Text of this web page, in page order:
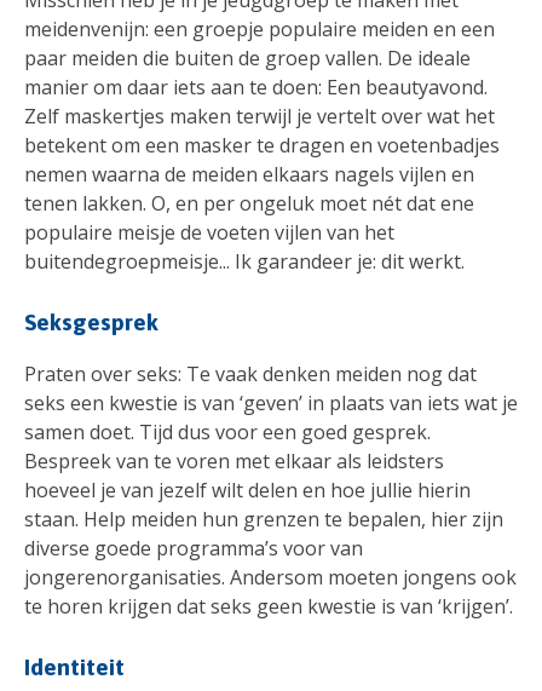
meidenvenijn: een groepje populaire meiden en een
paar meiden die buiten de groep vallen. De ideale
manier om daar iets aan te doen: Een beautyavond.
Zelf maskertjes maken terwijl je vertelt over wat het
betekent om een masker te dragen en voetenbadjes
nemen waarna de meiden elkaars nagels vijlen en
tenen lakken. O, en per ongeluk moet nét dat ene
populaire meisje de voeten vijlen van het
buitendegroepmeisje... Ik garandeer je: dit werkt.
Seksgesprek
Praten over seks: Te vaak denken meiden nog dat
seks een kwestie is van ‘geven’ in plaats van iets wat je
samen doet. Tijd dus voor een goed gesprek.
Bespreek van te voren met elkaar als leidsters
hoeveel je van jezelf wilt delen en hoe jullie hierin
staan. Help meiden hun grenzen te bepalen, hier zijn
diverse goede programma’s voor van
jongerenorganisaties. Andersom moeten jongens ook
te horen krijgen dat seks geen kwestie is van ‘krijgen’.
Identiteit